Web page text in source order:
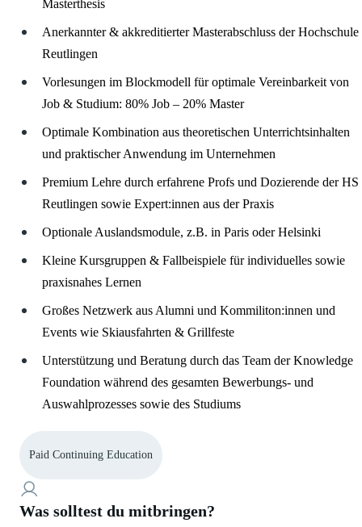
Masterthesis
Anerkannter & akkreditierter Masterabschluss der Hochschule
Reutlingen
Vorlesungen im Blockmodell für optimale Vereinbarkeit von
Job & Studium: 80% Job – 20% Master
Optimale Kombination aus theoretischen Unterrichtsinhalten
und praktischer Anwendung im Unternehmen
Premium Lehre durch erfahrene Profs und Dozierende der HS
Reutlingen sowie Expert:innen aus der Praxis
Optionale Auslandsmodule, z.B. in Paris oder Helsinki
Kleine Kursgruppen & Fallbeispiele für individuelles sowie
praxisnahes Lernen
Großes Netzwerk aus Alumni und Kommiliton:innen und
Events wie Skiausfahrten & Grillfeste
Unterstützung und Beratung durch das Team der Knowledge
Foundation während des gesamten Bewerbungs- und
Auswahlprozesses sowie des Studiums
Paid Continuing Education
Was solltest du mitbringen?